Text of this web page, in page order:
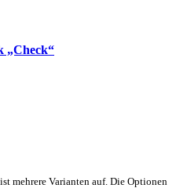
„Check“
mehrere Varianten auf. Die